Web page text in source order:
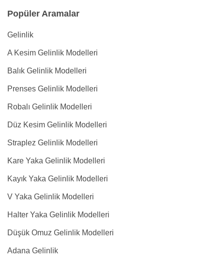
Popüler Aramalar
Gelinlik
A Kesim Gelinlik Modelleri
Balık Gelinlik Modelleri
Prenses Gelinlik Modelleri
Robalı Gelinlik Modelleri
Düz Kesim Gelinlik Modelleri
Straplez Gelinlik Modelleri
Kare Yaka Gelinlik Modelleri
Kayık Yaka Gelinlik Modelleri
V Yaka Gelinlik Modelleri
Halter Yaka Gelinlik Modelleri
Düşük Omuz Gelinlik Modelleri
Adana Gelinlik